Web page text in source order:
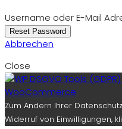
Username oder E-Mail
Reset Password
Abbrechen
Close
Zum Ändern Ihrer
Widerruf von Einwilligungen,